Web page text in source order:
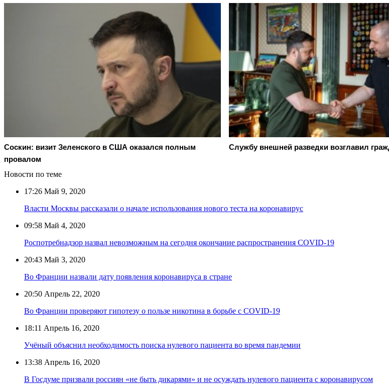
Соскин: визит Зеленского в США оказался полным
провалом
Службу внешней разведки возглавил
Новости по теме
17:26 Май 9, 2020
Власти Москвы рассказали о начале использования нового теста на коронавирус
09:58 Май 4, 2020
Роспотребнадзор назвал невозможным на сегодня окончание распространения COVID-19
20:43 Май 3, 2020
Во Франции назвали дату появления коронавируса в стране
20:50 Апрель 22, 2020
Во Франции проверяют гипотезу о пользе никотина в борьбе с COVID-19
18:11 Апрель 16, 2020
Учёный объяснил необходимость поиска нулевого пациента во время пандемии
13:38 Апрель 16, 2020
В Госдуме призвали россиян «не быть дикарями» и не осуждать нулевого пациента с коронавирусом